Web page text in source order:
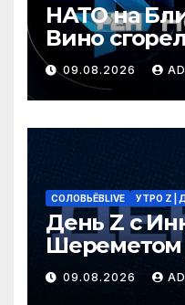
НАТО на
Вино
Ядовитые
Новости
09.08.2026
СОЛОВЬЁВLIVE УТРО Z |
День Z с
Шереметом
2026 года
09.08.2026